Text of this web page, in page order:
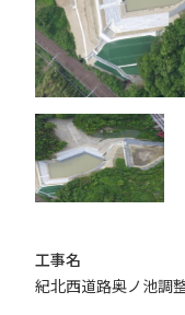
工事名
紀北西道路奥ノ池調